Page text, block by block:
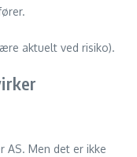
aktuelt ved risiko).
Men det er ikke